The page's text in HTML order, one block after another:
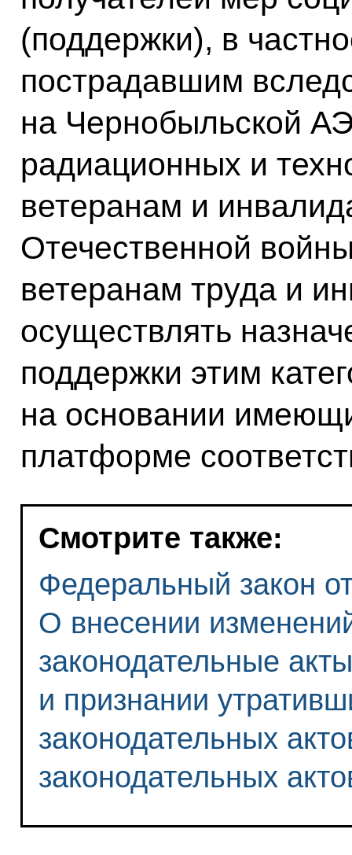
(поддержки), в
пострадавшим
на Чернобыльской
радиационных и
ветеранам и
Отечественной
ветеранам труда и
осуществлять
поддержки этим
на основании
платформе
Смотрите также:
Федеральный закон
О внесении
законодательные
и признании
законодательных
законодательных